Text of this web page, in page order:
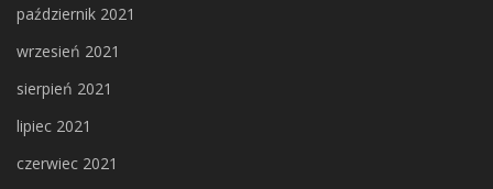
październik 2021
wrzesień 2021
sierpień 2021
lipiec 2021
czerwiec 2021